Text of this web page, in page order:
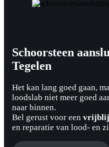
Schoorsteen
Tegelen
Het kan lang goed gaan,
loodslab niet meer goed
naar binnen.
Bel gerust voor een
en reparatie van lood- en